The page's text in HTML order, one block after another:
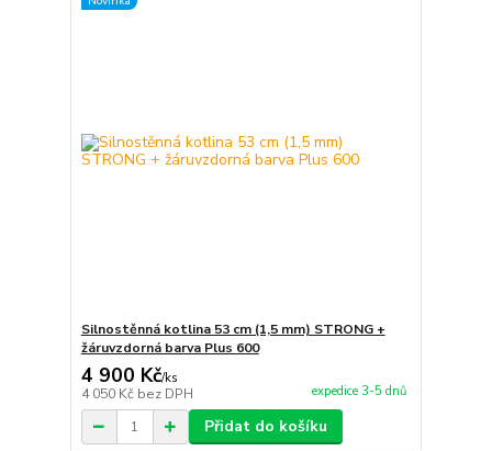
Silnostěnná kotlina 53 cm (1,5 mm) STRONG +
žáruvzdorná barva Plus 600
4 900 Kč/ks
4 050 Kč bez DPH expedice 3-5 dnů
Přidat do košíku